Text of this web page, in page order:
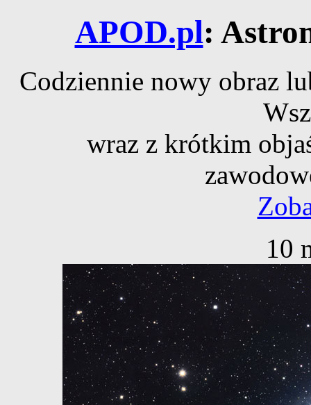
APOD.pl:
Codziennie nowy obraz
wraz z krótkim
10